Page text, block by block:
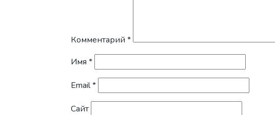
Комментарий *
Имя *
Email*
Сайт